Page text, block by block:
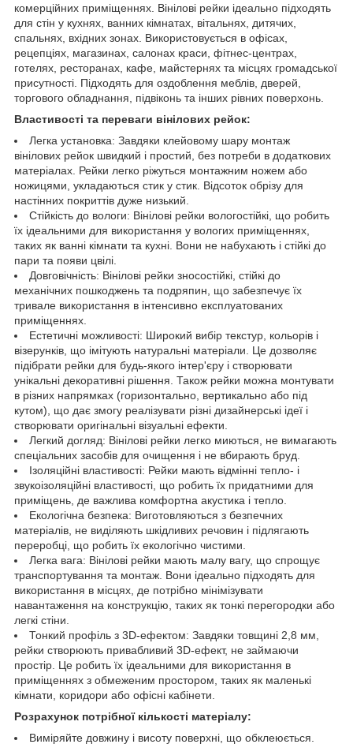
комерційних приміщеннях. Вінілові рейки ідеально підходять
для стін у кухнях, ванних кімнатах, вітальнях, дитячих,
спальнях, вхідних зонах. Використовується в офісах,
рецепціях, магазинах, салонах краси, фітнес-центрах,
готелях, ресторанах, кафе, майстернях та місцях громадської
присутності. Підходять для оздоблення меблів, дверей,
торгового обладнання, підвіконь та інших рівних поверхонь.
Властивості та переваги вінілових рейок:
Легка установка: Завдяки клейовому шару монтаж
вінілових рейок швидкий і простий, без потреби в додаткових
матеріалах. Рейки легко ріжуться монтажним ножем або
ножицями, укладаються стик у стик. Відсоток обрізу для
настінних покриттів дуже низький.
Стійкість до вологи: Вінілові рейки вологостійкі, що робить
їх ідеальними для використання у вологих приміщеннях,
таких як ванні кімнати та кухні. Вони не набухають і стійкі до
пари та появи цвілі.
Довговічність: Вінілові рейки зносостійкі, стійкі до
механічних пошкоджень та подряпин, що забезпечує їх
тривале використання в інтенсивно експлуатованих
приміщеннях.
Естетичні можливості: Широкий вибір текстур, кольорів і
візерунків, що імітують натуральні матеріали. Це дозволяє
підібрати рейки для будь-якого інтер'єру і створювати
унікальні декоративні рішення. Також рейки можна монтувати
в різних напрямках (горизонтально, вертикально або під
кутом), що дає змогу реалізувати різні дизайнерські ідеї і
створювати оригінальні візуальні ефекти.
Легкий догляд: Вінілові рейки легко миються, не вимагають
спеціальних засобів для очищення і не вбирають бруд.
Ізоляційні властивості: Рейки мають відмінні тепло- і
звукоізоляційні властивості, що робить їх придатними для
приміщень, де важлива комфортна акустика і тепло.
Екологічна безпека: Виготовляються з безпечних
матеріалів, не виділяють шкідливих речовин і підлягають
переробці, що робить їх екологічно чистими.
Легка вага: Вінілові рейки мають малу вагу, що спрощує
транспортування та монтаж. Вони ідеально підходять для
використання в місцях, де потрібно мінімізувати
навантаження на конструкцію, таких як тонкі перегородки або
легкі стіни.
Тонкий профіль з 3D-ефектом: Завдяки товщині 2,8 мм,
рейки створюють привабливий 3D-ефект, не займаючи
простір. Це робить їх ідеальними для використання в
приміщеннях з обмеженим простором, таких як маленькі
кімнати, коридори або офісні кабінети.
Розрахунок потрібної кількості матеріалу:
Виміряйте довжину і висоту поверхні, що обклеюється.